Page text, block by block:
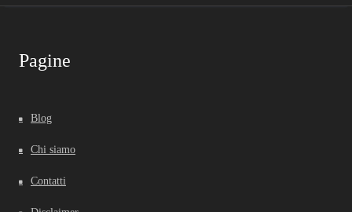
Pagine
Blog
Chi siamo
Contatti